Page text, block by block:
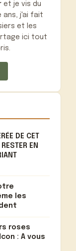
et je vis du
ans, j'ai fait
et les
ici tout
DE CET
EN
les
roses
: A vous